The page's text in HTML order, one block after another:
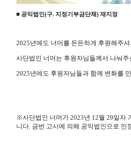
■ 공익법인(구. 지정기부금단체) 재지정
2025년에도 너머를 든든하게 후원해주
사단법인 너머는 후원자님들께서 나눠
2025년에도 후원자님들과 함께 변화를
※사단법인 너머가 2023년 12월 29일자
니다. 금번 고시에 의해 공익법인으로 인